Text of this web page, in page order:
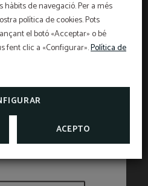
de navegació. Per a més
política de cookies. Pots
el botó «Acceptar» o bé
fent clic a «Configurar».Política de
ACEPTO
descompte per reserva
gratuït i assegurança de
gratuïta inclosa!
us ofereix un segur de
per a reserves fetes a la web